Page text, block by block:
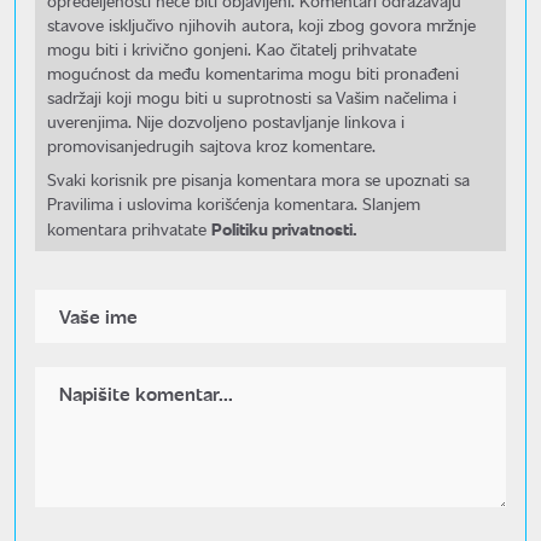
stavove isključivo njihovih autora, koji zbog govora mržnje
mogu biti i krivično gonjeni. Kao čitatelj prihvatate
mogućnost da među komentarima mogu biti pronađeni
sadržaji koji mogu biti u suprotnosti sa Vašim načelima i
uverenjima. Nije dozvoljeno postavljanje linkova i
promovisanjedrugih sajtova kroz komentare.
Svaki korisnik pre pisanja komentara mora se upoznati sa
Pravilima i uslovima korišćenja komentara. Slanjem
komentara prihvatate Politiku privatnosti.